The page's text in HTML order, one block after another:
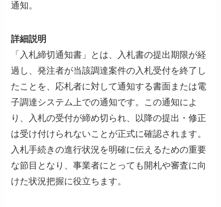
通知。
詳細説明
「入札締切通知書」とは、入札書の提出期限が経
過し、発注者が当該調達案件の入札受付を終了し
たことを、応札者に対して通知する書面または電
子調達システム上での通知です。この通知によ
り、入札の受付が締め切られ、以降の提出・修正
は受け付けられないことが正式に確認されます。
入札手続きの進行状況を明確に伝えるための重要
な節目となり、事業者にとっても開札や審査に向
けた状況把握に役立ちます。